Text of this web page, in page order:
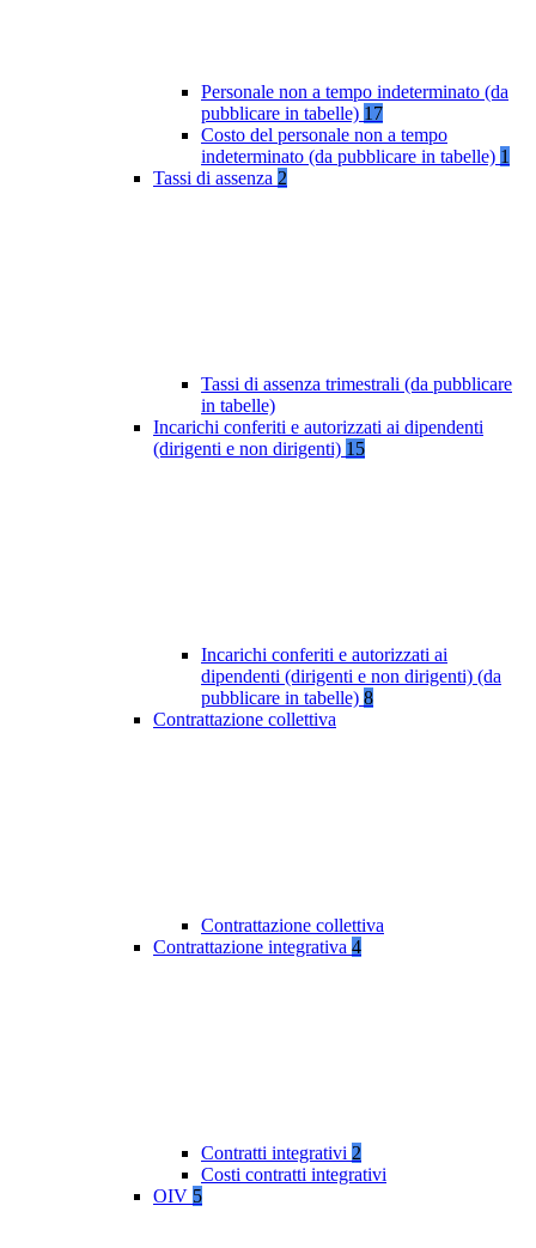
Personale non a tempo indeterminato (da
pubblicare in tabelle) 17
Costo del personale non a tempo
indeterminato (da pubblicare in tabelle) 1
Tassi di assenza 2
Tassi di assenza trimestrali (da pubblicare
in tabelle)
Incarichi conferiti e autorizzati ai dipendenti
(dirigenti e non dirigenti) 15
Incarichi conferiti e autorizzati ai
dipendenti (dirigenti e non dirigenti) (da
pubblicare in tabelle) 8
Contrattazione collettiva
Contrattazione collettiva
Contrattazione integrativa 4
Contratti integrativi 2
Costi contratti integrativi
OIV 5